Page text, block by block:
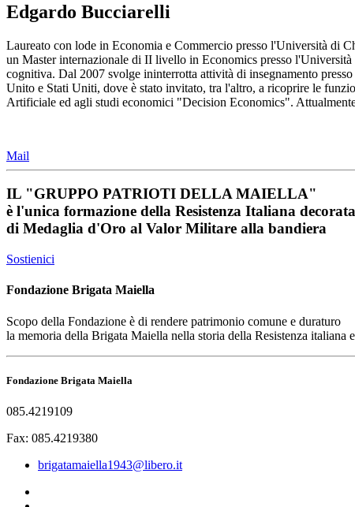
Edgardo Bucciarelli
Laureato con lode in Economia e Commercio presso l'Università di
un Master internazionale di II livello in Economics presso
cognitiva. Dal 2007 svolge ininterrotta attività di insegnamento
Unito e Stati Uniti, dove è stato invitato, tra l'altro, a ricoprire le
Artificiale ed agli studi economici "Decision Economics".
Mail
IL "GRUPPO PATRIOTI DELLA MAIELLA"
è l'unica formazione della Resistenza Italiana decorata
di Medaglia d'Oro al Valor Militare alla bandiera
Sostienici
Fondazione Brigata Maiella
Scopo della Fondazione è di rendere patrimonio comune e duraturo
la memoria della Brigata Maiella nella storia della Resistenza italiana
Fondazione Brigata Maiella
085.4219109
Fax: 085.4219380
brigatamaiella1943@libero.it